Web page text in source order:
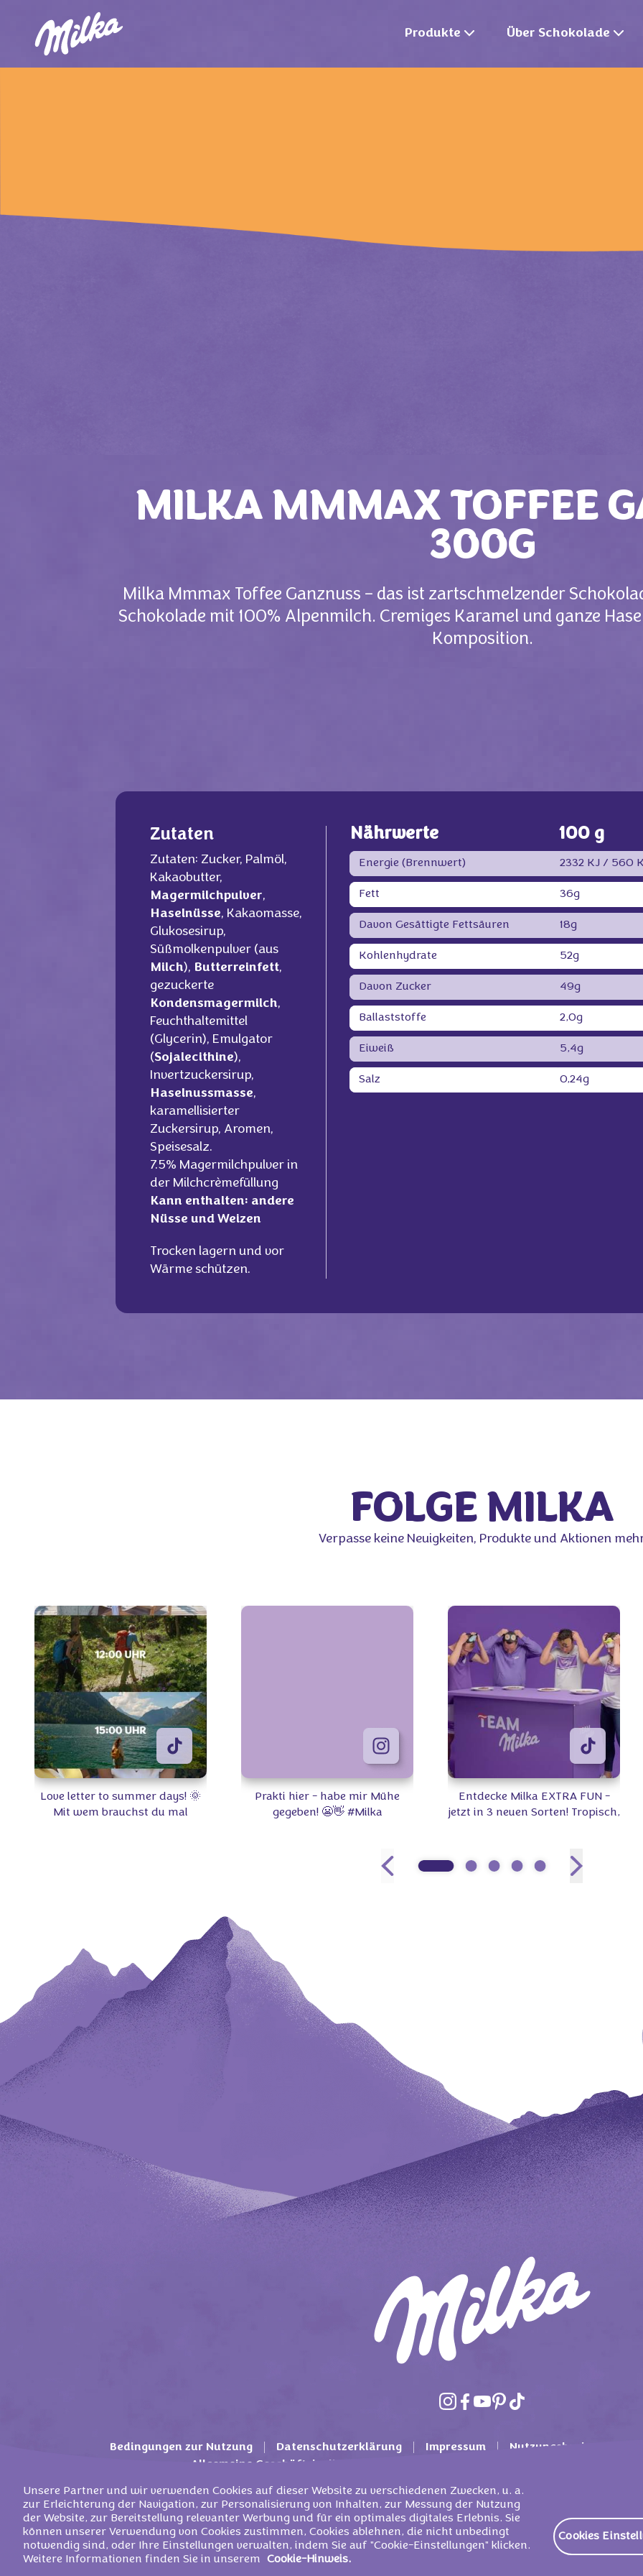
Produkte Über Schokolade
MILKA MMMAX TOFFEE
300G
Milka Mmmax Toffee Ganznuss – das ist zartschmelzender
Schokolade mit 100% Alpenmilch. Cremiges Karamel und ganze
Komposition.
Zutaten
Zutaten: Zucker, Palmöl,
Kakaobutter,
Magermilchpulver,
Haselnüsse, Kakaomasse,
Glukosesirup,
Süßmolkenpulver (aus
Milch), Butterreinfett,
gezuckerte
Kondensmagermilch,
Feuchthaltemittel
(Glycerin), Emulgator
(Sojalecithine),
Invertzuckersirup,
Haselnussmasse,
karamellisierter
Zuckersirup, Aromen,
Speisesalz.
7.5% Magermilchpulver in
der Milchcrèmefüllung
‎Kann enthalten: andere
Nüsse und Weizen
Trocken lagern und vor
Wärme schützen.
Nährwerte 100 g
Energie (Brennwert) 2332 KJ / 560
Fett 36g
Davon Gesättigte Fettsäuren 18g
Kohlenhydrate 52g
Davon Zucker 49g
Ballaststoffe 2,0g
Eiweiß 5,4g
Salz 0,24g
FOLGE MILKA
Verpasse keine Neuigkeiten, Produkte und Aktionen
Love letter to summer days! 🌞
Mit wem brauchst du mal
Prakti hier - habe mir Mühe
gegeben! 😬👋 #Milka
Entdecke Milka EXTRA FUN -
jetzt in 3 neuen Sorten! Tropisch,
Bedingungen zur Nutzung Datenschutzerklärung Impressum
Nutzungsbasierte
Allgemeine Geschäftsbedingungen
2026 Mondelez Deutschland Services GMBH & CO. KG - All rights reserved.
Unsere Partner und wir verwenden Cookies auf dieser Website zu verschiedenen Zwecken, u. a.
zur Erleichterung der Navigation, zur Personalisierung von Inhalten, zur Messung der Nutzung
der Website, zur Bereitstellung relevanter Werbung und für ein optimales digitales Erlebnis. Sie
können unserer Verwendung von Cookies zustimmen, Cookies ablehnen, die nicht unbedingt
notwendig sind, oder Ihre Einstellungen verwalten, indem Sie auf "Cookie-Einstellungen" klicken.
Weitere Informationen finden Sie in unserem
Cookie-Hinweis.
Cookies